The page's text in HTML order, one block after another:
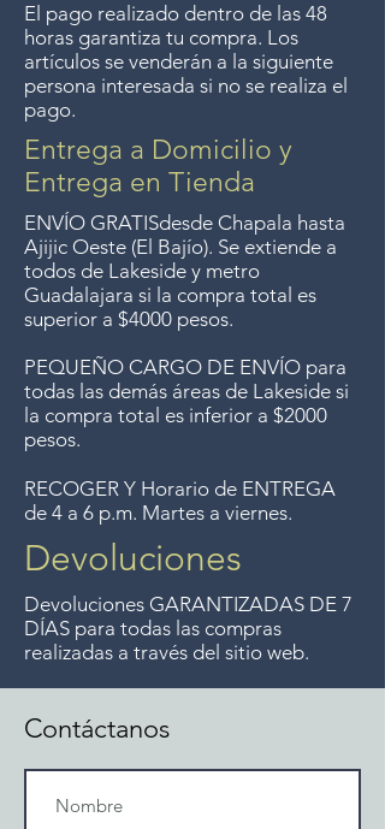
El pago realizado dentro de las 48
horas garantiza tu compra. Los
artículos se venderán a la siguiente
persona interesada si no se realiza el
pago.
Entrega a Domicilio y
Entrega en Tienda
ENVÍO GRATISdesde Chapala hasta
Ajijic Oeste (El Bajío). Se extiende a
todos de Lakeside y metro
Guadalajara si la compra total es
superior a $4000 pesos.
PEQUEÑO CARGO DE ENVÍO para
todas las demás áreas de Lakeside si
la compra total es inferior a $2000
pesos.
RECOGER Y Horario de ENTREGA
de 4 a 6 p.m. Martes a viernes.
Devoluciones
Devoluciones GARANTIZADAS DE 7
DÍAS para todas las compras
realizadas a través del sitio web.
Contáctanos